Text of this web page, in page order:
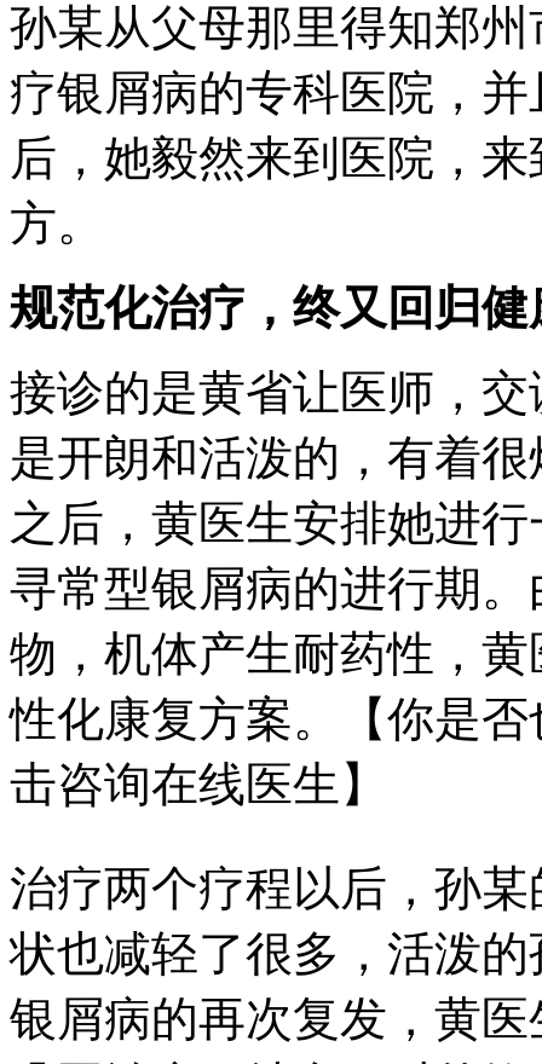
孙某从父母那里得知郑
疗银屑病的专科医院，
后，她毅然来到医院，
方。
规范化治疗，终又回归健
接诊的是黄省让医师，
是开朗和活泼的，有着
之后，黄医生安排她进
寻常型银屑病的进行期
物，机体产生耐药性，
性化康复方案。【你是
击咨询在线医生】
治疗两个疗程以后，孙
状也减轻了很多，活泼
银屑病的再次复发，黄